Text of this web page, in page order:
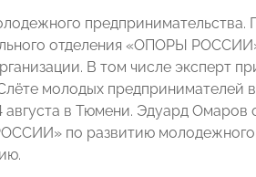
отделения «ОПОРЫ
В том числе эксперт
молодых предпринимателей
в Тюмени. Эдуард Омаров
по развитию молодежного